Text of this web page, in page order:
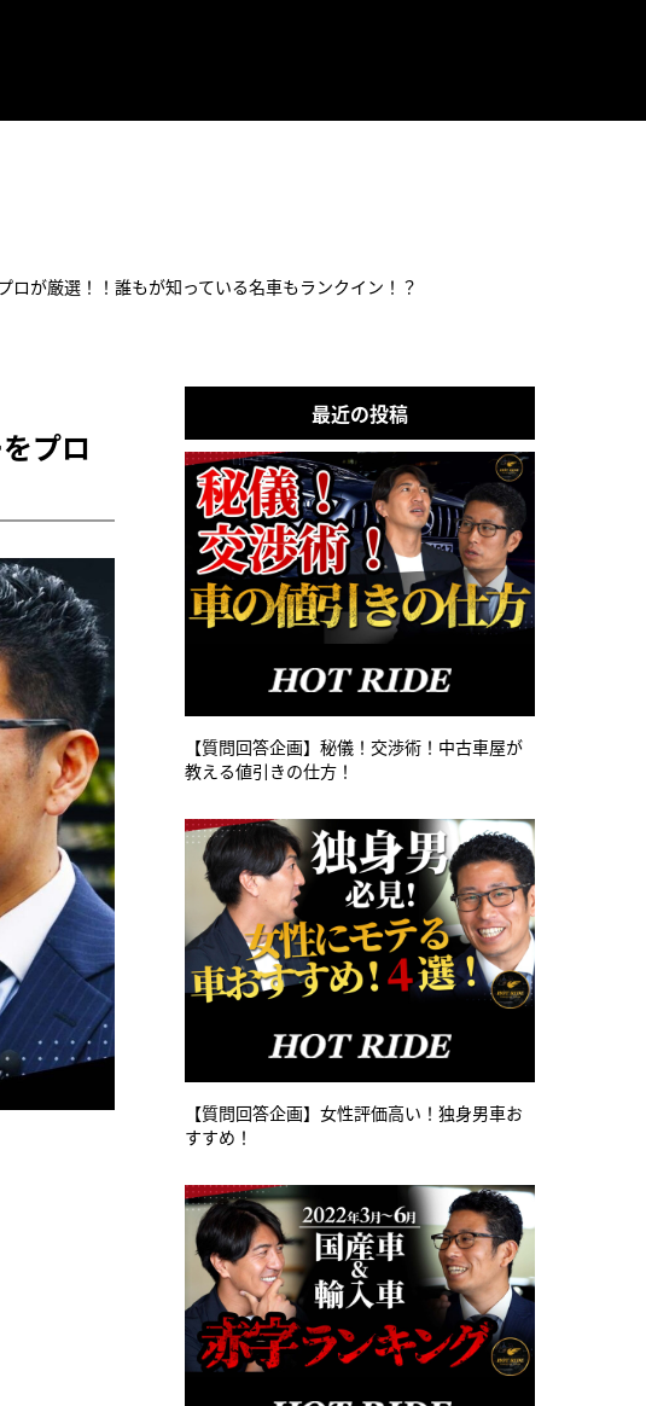
ロが厳選！！誰もが知っている名車もランクイン！？
プロ
最近の投稿
【質問回答企画】秘儀！交渉術！中古車屋が
教える値引きの仕方！
【質問回答企画】女性評価高い！独身男車お
すすめ！